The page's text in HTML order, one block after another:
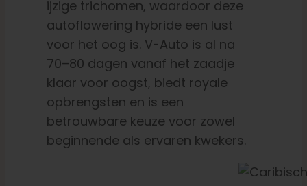
ijzige trichomen, waardoor deze
autoflowering hybride een lust
voor het oog is. V-Auto is al na
70–80 dagen vanaf het zaadje
klaar voor oogst, biedt royale
opbrengsten en is een
betrouwbare keuze voor zowel
beginnende als ervaren kwekers.